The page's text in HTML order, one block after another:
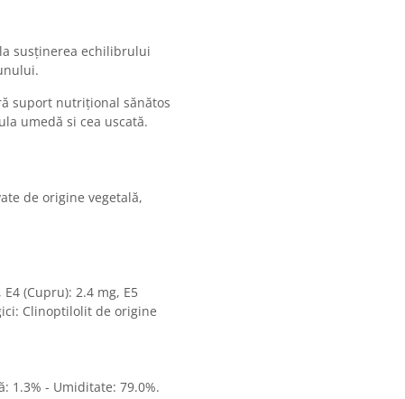
susținerea echilibrului
suport nutrițional sănătos
umedă si cea uscată.
de origine vegetală,
(Cupru): 2.4 mg, E5
Clinoptilolit de origine
1.3% - Umiditate: 79.0%.